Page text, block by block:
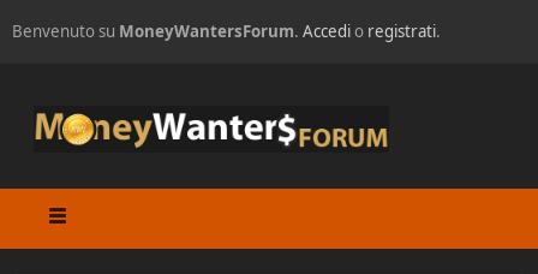
Benvenuto su MoneyWantersForum. Accedio registrati.